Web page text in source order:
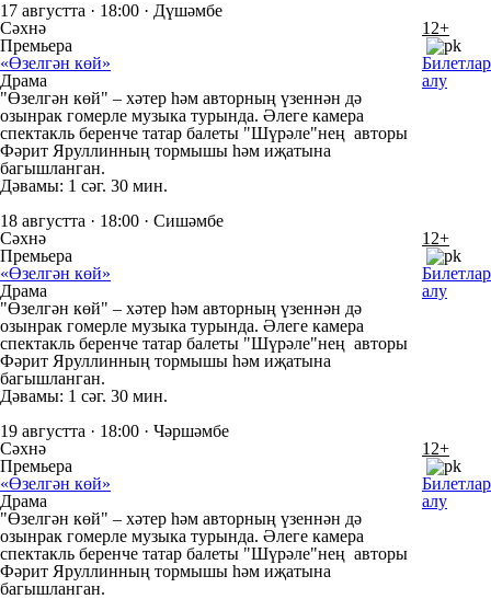
17 августта · 18:00 · Дүшәмбе
Сәхнә
Премьера
«Өзелгән көй»
Драма
"Өзелгән көй" – хәтер һәм авторның үзеннән дә
озынрак гомерле музыка турында. Әлеге камера
спектакль беренче татар балеты "Шүрәле"нең авторы
Фәрит Яруллинның тормышы һәм иҗатына
багышланган.
Дәвамы: 1 сәг. 30 мин.
12+
Билетлар
алу
18 августта · 18:00 · Сишәмбе
Сәхнә
Премьера
«Өзелгән көй»
Драма
"Өзелгән көй" – хәтер һәм авторның үзеннән дә
озынрак гомерле музыка турында. Әлеге камера
спектакль беренче татар балеты "Шүрәле"нең авторы
Фәрит Яруллинның тормышы һәм иҗатына
багышланган.
Дәвамы: 1 сәг. 30 мин.
12+
Билетлар
алу
19 августта · 18:00 · Чәршәмбе
Сәхнә
Премьера
«Өзелгән көй»
Драма
"Өзелгән көй" – хәтер һәм авторның үзеннән дә
озынрак гомерле музыка турында. Әлеге камера
спектакль беренче татар балеты "Шүрәле"нең авторы
Фәрит Яруллинның тормышы һәм иҗатына
багышланган.
12+
Билетлар
алу